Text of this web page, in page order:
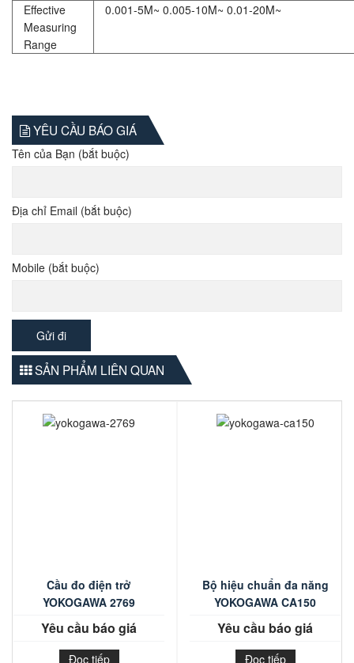
Effective
Measuring
Range
0.001-5M~ 0.005-10M~ 0.01-20M~
YÊU CẦU BÁO GIÁ
Tên của Bạn (bắt buộc)
Địa chỉ Email (bắt buộc)
Mobile (bắt buộc)
SẢN PHẨM LIÊN QUAN
Cầu đo điện trở
YOKOGAWA 2769
Yêu cầu báo giá
Đọc tiếp
Bộ hiệu chuẩn đa năng
YOKOGAWA CA150
Yêu cầu báo giá
Đọc tiếp